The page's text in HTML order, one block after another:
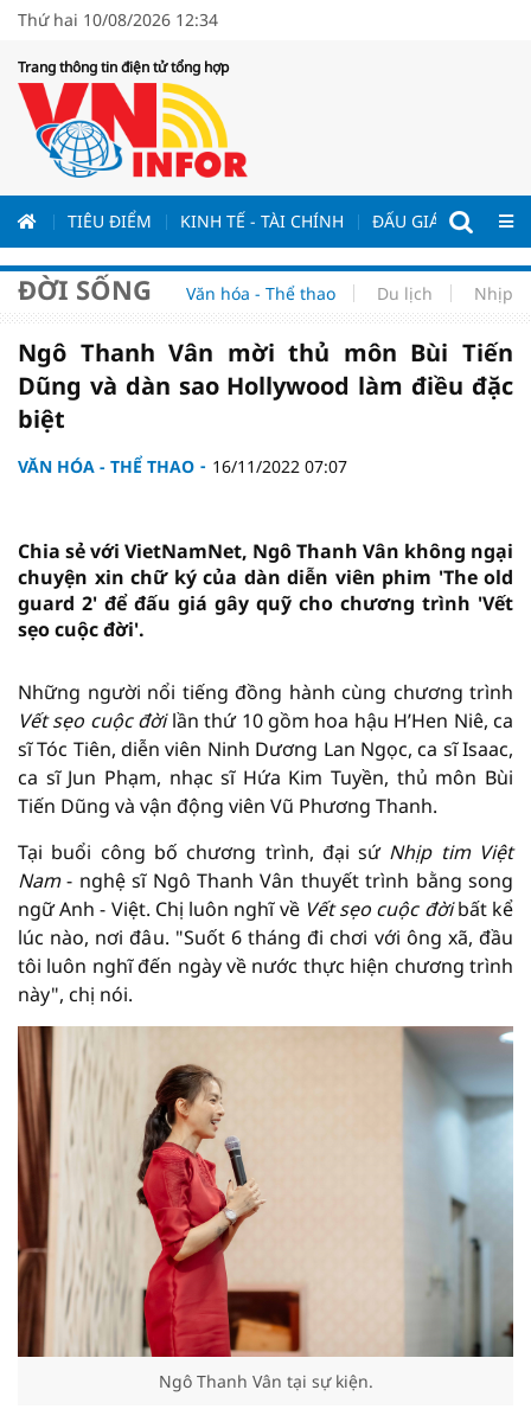
Thứ hai 10/08/2026 12:34
Trang thông tin điện tử tổng hợp
TIÊU ĐIỂM KINH TẾ - TÀI CHÍNH ĐẤU GIÁ - ĐẤU
ĐỜI SỐNG Văn hóa - Thể thao Du lịch Nhịp
Ngô Thanh Vân mời thủ môn Bùi Tiến
Dũng và dàn sao Hollywood làm điều đặc
biệt
VĂN HÓA - THỂ THAO 16/11/2022 07:07
Chia sẻ với VietNamNet, Ngô Thanh Vân không ngại
chuyện xin chữ ký của dàn diễn viên phim 'The old
guard 2' để đấu giá gây quỹ cho chương trình 'Vết
sẹo cuộc đời'.
Những người nổi tiếng đồng hành cùng chương trình
Vết sẹo cuộc đờilần thứ 10 gồm hoa hậu H’Hen Niê, ca
sĩ Tóc Tiên, diễn viên Ninh Dương Lan Ngọc, ca sĩ Isaac,
ca sĩ Jun Phạm, nhạc sĩ Hứa Kim Tuyền, thủ môn Bùi
Tiến Dũng và vận động viên Vũ Phương Thanh.
Tại buổi công bố chương trình, đại sứ Nhịp tim Việt
Nam- nghệ sĩ Ngô Thanh Vân thuyết trình bằng song
ngữ Anh - Việt. Chị luôn nghĩ về Vết sẹo cuộc đờibất kể
lúc nào, nơi đâu. "Suốt 6 tháng đi chơi với ông xã, đầu
tôi luôn nghĩ đến ngày về nước thực hiện chương trình
này", chị nói.
Ngô Thanh Vân tại sự kiện.